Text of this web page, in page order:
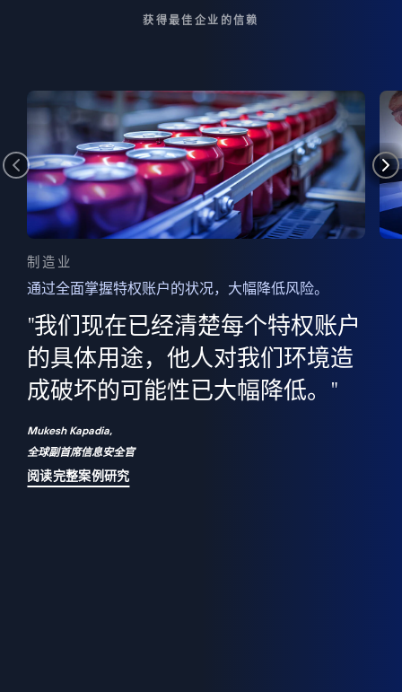
获得最佳企业的信赖
制造业
通过全面掌握特权账户的状况，大幅降低风险。
"我们现在已经清楚每个特权账户
的具体用途，他人对我们环境造
成破坏的可能性已大幅降低。"
Mukesh Kapadia,
全球副首席信息安全官
阅读完整案例研究